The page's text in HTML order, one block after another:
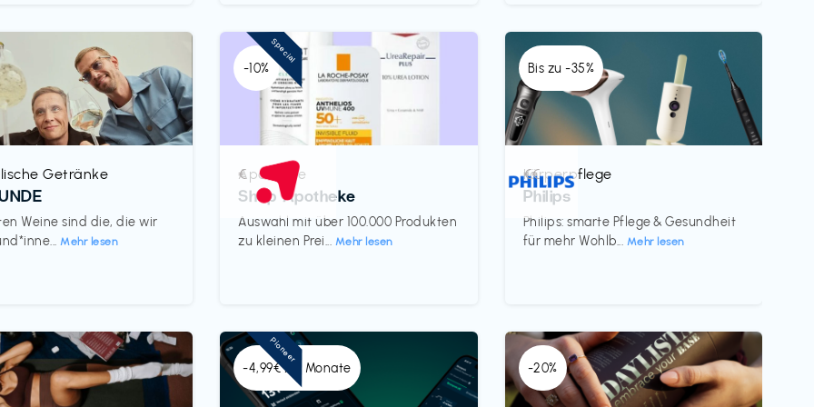
Getränke
Weine sind die, die wir
Mehr lesen
-10%
Apotheke
Shop Apotheke
Auswahl mit über 100.000 Produkten
zu kleinen Prei... Mehr lesen
€‎
Special
Bis zu -35%
Körperpflege
Philips
Philips: smarte Pflege & Gesundheit
für mehr Wohlb... Mehr lesen
€€‎
-4,99€ x 6 Monate
Pioneer
-20%